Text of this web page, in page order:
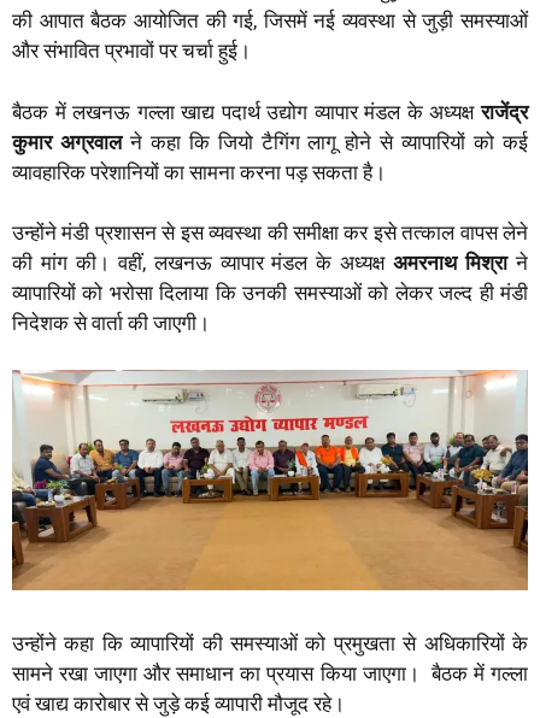
p
p
o
k
r
a
की आपात बैठक आयोजित की गई, जिसमें नई व्यवस्था से जुड़ी समस्याओं
और संभावित प्रभावों पर चर्चा हुई।
बैठक में लखनऊ गल्ला खाद्य पदार्थ उद्योग व्यापार मंडल के अध्यक्षराजेंद्र
कुमार अग्रवालने कहा कि जियो टैगिंग लागू होने से व्यापारियों को कई
व्यावहारिक परेशानियों का सामना करना पड़ सकता है।
उन्होंने मंडी प्रशासन से इस व्यवस्था की समीक्षा कर इसे तत्काल वापस लेने
की मांग की। वहीं, लखनऊ व्यापार मंडल के अध्यक्षअमरनाथ मिश्राने
व्यापारियों को भरोसा दिलाया कि उनकी समस्याओं को लेकर जल्द ही मंडी
निदेशक से वार्ता की जाएगी।
उन्होंने कहा कि व्यापारियों की समस्याओं को प्रमुखता से अधिकारियों के
सामने रखा जाएगा और समाधान का प्रयास किया जाएगा। बैठक में गल्ला
एवं खाद्य कारोबार से जुड़े कई व्यापारी मौजूद रहे।